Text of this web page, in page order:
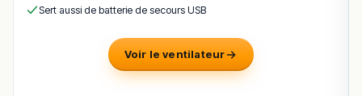
!
Texte généré par intelligence artificielle, en attente de
Cette description peut contenir des erreurs, n'hésitez pas à
nous aider en vous rendant sur :Améliorer la fiche de cet
Sert aussi de batterie de secours USB
Voir le ventilateur